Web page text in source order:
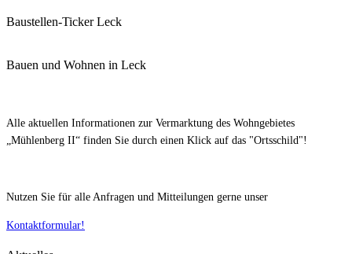
Baustellen-Ticker Leck
Bauen und Wohnen in Leck
Alle aktuellen Informationen zur Vermarktung des Wohngebietes
„Mühlenberg II“ finden Sie durch einen Klick auf das "Ortsschild"!
Nutzen Sie für alle Anfragen und Mitteilungen gerne unser
Kontaktformular!